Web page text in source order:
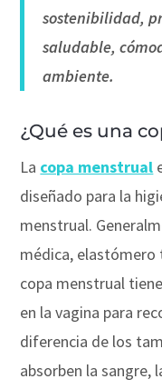
sostenibilidad,
saludable,
ambiente.
¿Qué es una
La copa menstrual
diseñado para la
menstrual.
médica, elastómero
copa menstrual
en la vagina para
diferencia de los
absorben la sangre,